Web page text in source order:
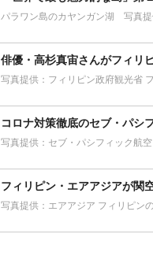
パラワン島のカヤンガン湖 写真提
俳優・高杉真宙さんがフィリ
写真提供：フィリピン政府観光省
コロナ対策徹底のセブ・パシ
写真提供：セブ・パシフィック航
フィリピン・エアアジアが関
写真提供：エアアジア フィリピン